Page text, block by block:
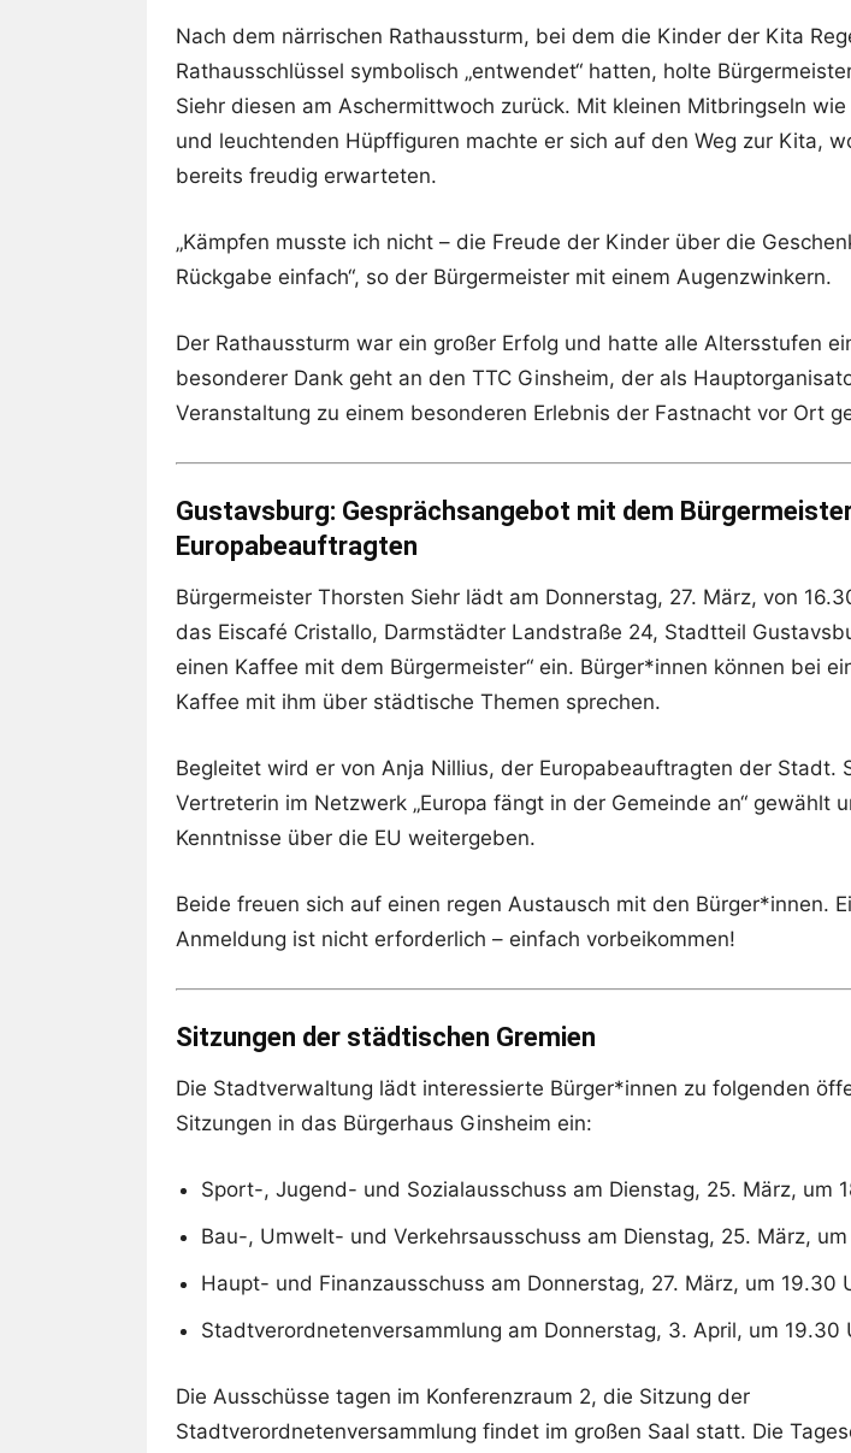
Nach dem närrischen Rathaussturm, bei dem die Kinder der Kita
Rathausschlüssel symbolisch „entwendet“ hatten, holte
Siehr diesen am Aschermittwoch zurück. Mit kleinen Mitbringseln wie
und leuchtenden Hüpffiguren machte er sich auf den Weg zur Kita,
bereits freudig erwarteten.
„Kämpfen musste ich nicht – die Freude der Kinder über die
Rückgabe einfach“, so der Bürgermeister mit einem Augenzwinkern.
Der Rathaussturm war ein großer Erfolg und hatte alle Altersstufen
besonderer Dank geht an den TTC Ginsheim, der als
Veranstaltung zu einem besonderen Erlebnis der Fastnacht vor Ort
Gustavsburg: Gesprächsangebot mit dem
Europabeauftragten
Bürgermeister Thorsten Siehr lädt am Donnerstag, 27. März, von
das Eiscafé Cristallo, Darmstädter Landstraße 24, Stadtteil
einen Kaffee mit dem Bürgermeister“ ein. Bürger*innen können bei
Kaffee mit ihm über städtische Themen sprechen.
Begleitet wird er von Anja Nillius, der Europabeauftragten der Stadt.
Vertreterin im Netzwerk „Europa fängt in der Gemeinde an“ gewählt
Kenntnisse über die EU weitergeben.
Beide freuen sich auf einen regen Austausch mit den Bürger*innen.
Anmeldung ist nicht erforderlich – einfach vorbeikommen!
Sitzungen der städtischen Gremien
Die Stadtverwaltung lädt interessierte Bürger*innen zu folgenden
Sitzungen in das Bürgerhaus Ginsheim ein:
Sport-, Jugend- und Sozialausschuss am Dienstag, 25. März, um
Bau-, Umwelt- und Verkehrsausschuss am Dienstag, 25. März,
Haupt- und Finanzausschuss am Donnerstag, 27. März, um 19.30
Stadtverordnetenversammlung am Donnerstag, 3. April, um 19.30
Die Ausschüsse tagen im Konferenzraum 2, die Sitzung der
Stadtverordnetenversammlung findet im großen Saal statt. Die